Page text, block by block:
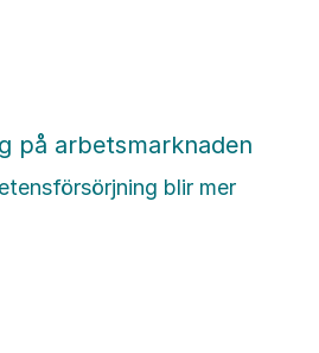
på arbetsmarknaden
blir mer